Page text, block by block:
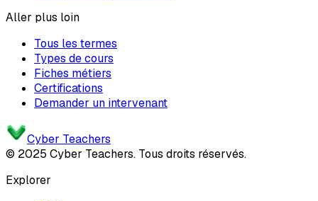
Aller plus loin
Tous les termes
Types de cours
Fiches métiers
Certifications
Demander un intervenant
Cyber Teachers
© 2025 Cyber Teachers. Tous droits réservés.
Explorer